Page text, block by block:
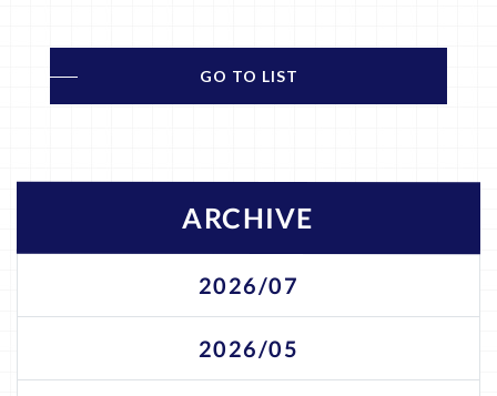
GO TO LIST
ARCHIVE
2026/07
2026/05